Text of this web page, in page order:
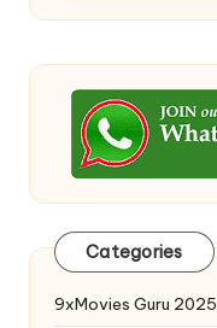
Categories
9xMovies Guru 2025